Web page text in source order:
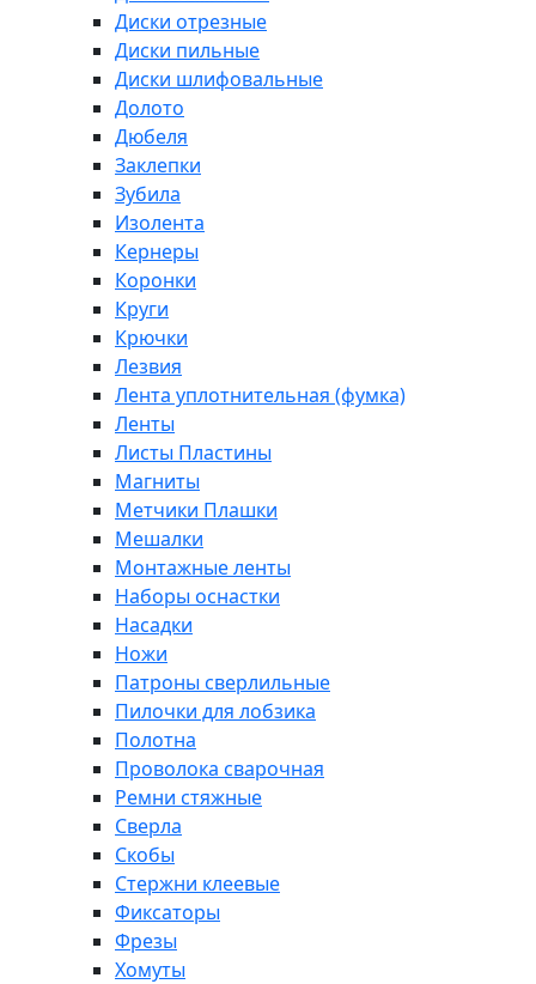
Диски отрезные
Диски пильные
Диски шлифовальные
Долото
Дюбеля
Заклепки
Зубила
Изолента
Кернеры
Коронки
Круги
Крючки
Лезвия
Лента уплотнительная (фумка)
Ленты
Листы Пластины
Магниты
Метчики Плашки
Мешалки
Монтажные ленты
Наборы оснастки
Насадки
Ножи
Патроны сверлильные
Пилочки для лобзика
Полотна
Проволока сварочная
Ремни стяжные
Сверла
Скобы
Стержни клеевые
Фиксаторы
Фрезы
Хомуты